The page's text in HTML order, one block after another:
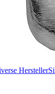
Hersteller